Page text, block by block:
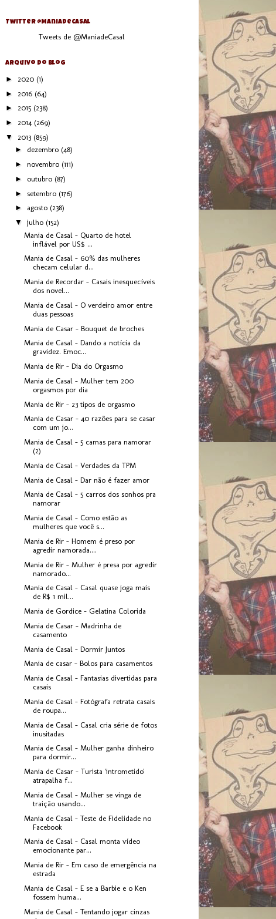
Twitter @ManiaDeCasal
Tweets de @ManiadeCasal
Arquivo do blog
► 2020 (1)
► 2016 (64)
► 2015 (238)
► 2014 (269)
▼ 2013 (859)
► dezembro (48)
► novembro (111)
► outubro (87)
► setembro (176)
► agosto (238)
▼ julho (152)
Mania de Casal - Quarto de hotel
inflável por US$ ...
Mania de Casal - 60% das mulheres
checam celular d...
Mania de Recordar - Casais inesquecíveis
dos novel...
Mania de Casal - O verdeiro amor entre
duas pessoas
Mania de Casar - Bouquet de broches
Mania de Casal - Dando a notícia da
gravidez. Emoc...
Mania de Rir - Dia do Orgasmo
Mania de Casal - Mulher tem 200
orgasmos por dia
Mania de Rir - 23 tipos de orgasmo
Mania de Casar - 40 razões para se casar
com um jo...
Mania de Casal - 5 camas para namorar
(2)
Mania de Casal - Verdades da TPM
Mania de Casal - Dar não é fazer amor
Mania de Casal - 5 carros dos sonhos pra
namorar
Mania de Casal - Como estão as
mulheres que você s...
Mania de Rir - Homem é preso por
agredir namorada....
Mania de Rir - Mulher é presa por agredir
namorado...
Mania de Casal - Casal quase joga mais
de R$ 1 mil...
Mania de Gordice - Gelatina Colorida
Mania de Casar - Madrinha de
casamento
Mania de Casal - Dormir Juntos
Mania de casar - Bolos para casamentos
Mania de Casal - Fantasias divertidas para
casais
Mania de Casal - Fotógrafa retrata casais
de roupa...
Mania de Casal - Casal cria série de fotos
inusitadas
Mania de Casal - Mulher ganha dinheiro
para dormir...
Mania de Casar - Turista 'intrometido'
atrapalha f...
Mania de Casal - Mulher se vinga de
traição usando...
Mania de Casal - Teste de Fidelidade no
Facebook
Mania de Casal - Casal monta vídeo
emocionante par...
Mania de Rir - Em caso de emergência na
estrada
Mania de Casal - E se a Barbie e o Ken
fossem huma...
Mania de Casal - Tentando jogar cinzas